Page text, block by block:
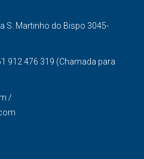
S. Martinho do Bispo 3045-
912 476 319 (Chamada para
/